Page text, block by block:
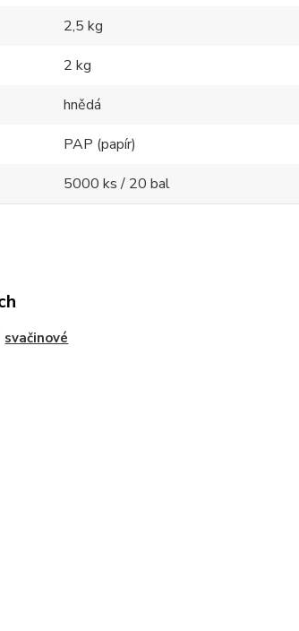
2,5 kg
2 kg
hnědá
PAP (papír)
5000 ks / 20 bal
svačinové